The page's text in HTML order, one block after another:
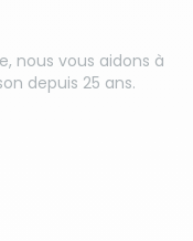
nous vous aidons à
depuis 25 ans.